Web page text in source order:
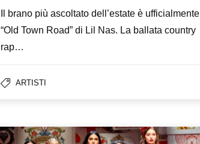
Il brano più ascoltato dell’estate è ufficialmente
“Old Town Road” di Lil Nas. La ballata country
rap…
ARTISTI